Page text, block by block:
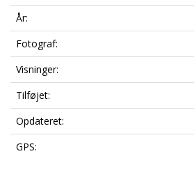
År:
Fotograf:
Visninger:
Tilføjet:
Opdateret:
GPS: